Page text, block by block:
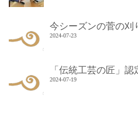
今シーズンの菅の刈
2024-07-23
「伝統工芸の匠」
2024-07-19